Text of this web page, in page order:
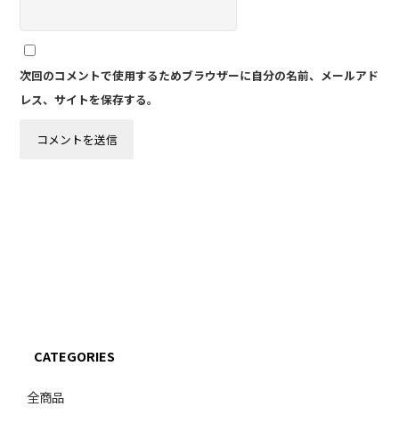
次回のコメントで使用するためブラウザーに自分の名前、メールアド
レス、サイトを保存する。
CATEGORIES
全商品